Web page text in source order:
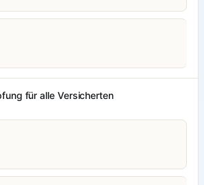
für alle Versicherten